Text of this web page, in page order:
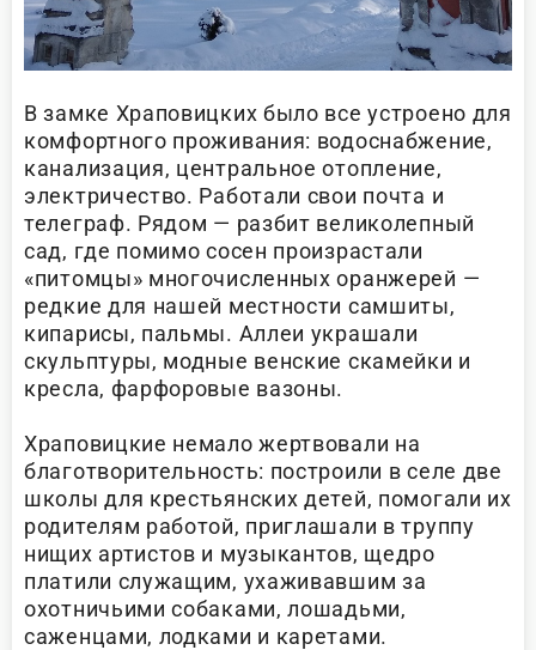
В замке Храповицких было все устроено для
комфортного проживания: водоснабжение,
канализация, центральное отопление,
электричество. Работали свои почта и
телеграф. Рядом — разбит великолепный
сад, где помимо сосен произрастали
«питомцы» многочисленных оранжерей —
редкие для нашей местности самшиты,
кипарисы, пальмы. Аллеи украшали
скульптуры, модные венские скамейки и
кресла, фарфоровые вазоны.
Храповицкие немало жертвовали на
благотворительность: построили в селе две
школы для крестьянских детей, помогали их
родителям работой, приглашали в труппу
нищих артистов и музыкантов, щедро
платили служащим, ухаживавшим за
охотничьими собаками, лошадьми,
саженцами, лодками и каретами.